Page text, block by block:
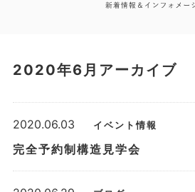
2020年6月アーカイブ
2020.06.03 イベント情報
完全予約制構造見学会